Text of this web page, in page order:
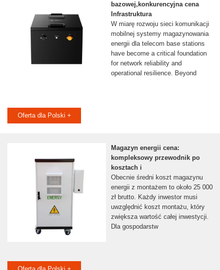
bazowej,konkurencyjna cena
Infrastruktura
W miarę rozwoju sieci komunikacji
mobilnej systemy magazynowania
energii dla telecom base stations
have become a critical foundation
for network reliability and
operational resilience. Beyond
Oferta dla Polski +
Magazyn energii cena:
kompleksowy przewodnik po
kosztach i
Obecnie średni koszt magazynu
energii z montażem to około 25 000
zł brutto. Każdy inwestor musi
uwzględnić koszt montażu, który
zwiększa wartość całej inwestycji.
Dla gospodarstw